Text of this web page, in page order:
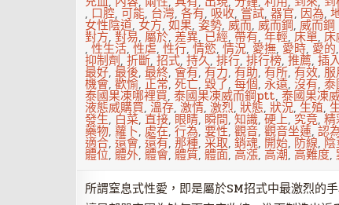
骨
的
菇
涼
都
經
不
起
你
的
挑
逗
, 口腔, 可能,台灣, 各有, 吸收,嘗試,器官, 因為,
女性陰道,女方, 如果,姿勢,威而,威而鋼, 威而
對方,對易,屬於, 差異,已經,帶有,年輕,床單,
, 性生活,性虐,性行,情慾, 情況,愛撫, 愛時,愛的
抑制劑,折斷, 招式,持久,排行,排行榜,推薦,插
最好,最後, 最終, 會有, 有力,有助,有所,有效,服
機會, 歡愉, 正常, 死亡, 毀了, 每個, 永遠, 沒有,
泰國果凍哪裡買, 泰國果凍威而鋼ptt,泰國果凍
液態威購買,溫存,激情, 激烈,狀態, 狀況, 生殖,
發生,白菜,直接,眼睛,瞬間,知識,硬上,究竟,
藥物, 蘿卜, 處在, 行為, 要性, 觀音, 觀音坐蓮,認
適合, 還會, 還有, 那種, 采取, 銷魂, 開始, 防線,
體位, 體外, 體會, 體質, 體面, 高漲, 高潮, 高難度,
所謂窒息式性愛，即是屬於SM招式中最激烈的